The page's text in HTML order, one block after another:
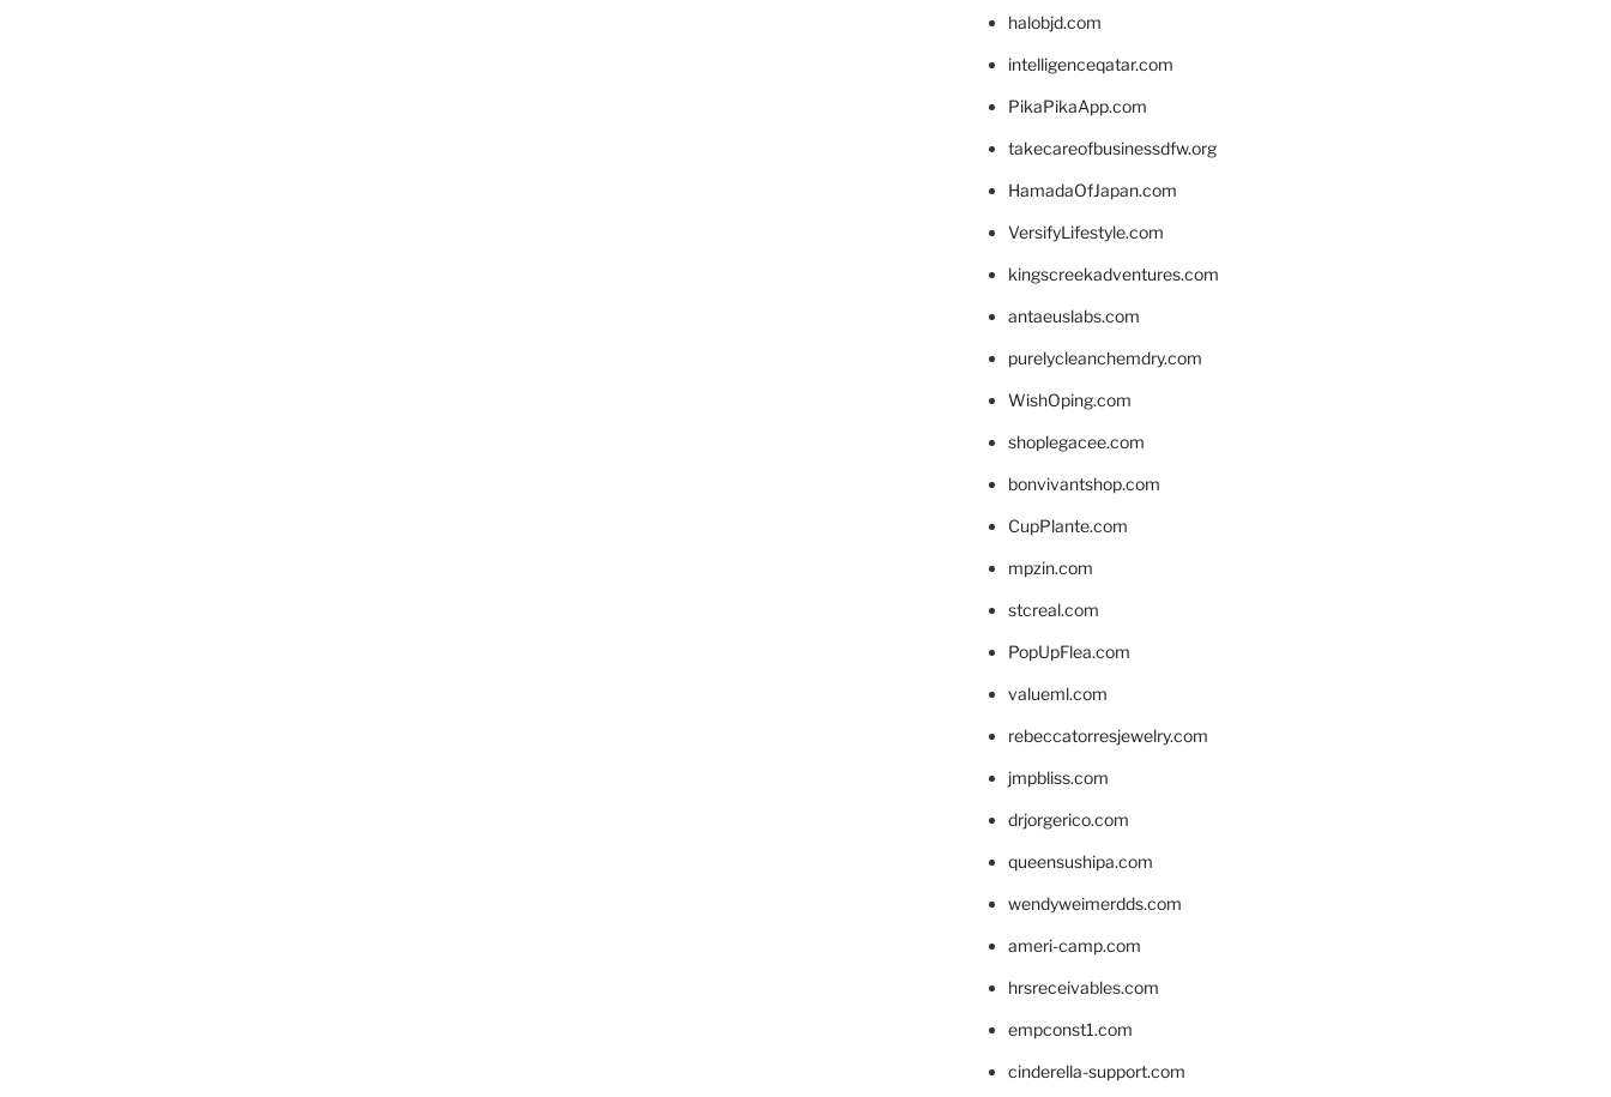
halobjd.com
intelligenceqatar.com
PikaPikaApp.com
takecareofbusinessdfw.org
HamadaOfJapan.com
VersifyLifestyle.com
kingscreekadventures.com
antaeuslabs.com
purelycleanchemdry.com
WishOping.com
shoplegacee.com
bonvivantshop.com
CupPlante.com
mpzin.com
stcreal.com
PopUpFlea.com
valueml.com
rebeccatorresjewelry.com
jmpbliss.com
drjorgerico.com
queensushipa.com
wendyweimerdds.com
ameri-camp.com
hrsreceivables.com
empconst1.com
cinderella-support.com